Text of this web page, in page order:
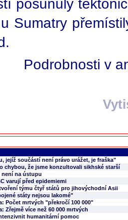
posunuly
Sumatry
Podrobnosti v
jejíž součástí není právo urážet, je fraška"
chybou, že jsme konzultovali sikhské starší
na ústupu
varují před epidemiemi
týmu čtyř států pro jihovýchodní Asii
státy nejsou lakomé"
Počet mrtvých "překročí 100 000"
Zřejmě více než 60 000 mrtvých
humanitární pomoc